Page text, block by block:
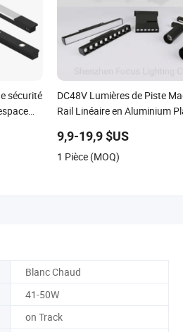
sécurité
DC48V Lumières de Piste
Rail Linéaire en Aluminium
2m 3m Lumières LED
Éclairage de Rail Industriel
9,9-19,9 $US
1 Pièce (MOQ)
Blanc Chaud
41-50W
on Track